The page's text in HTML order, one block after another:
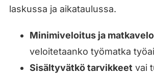
laskussa ja aikataulussa.
Minimiveloitus ja
veloitetaanko työmatka
Sisältyvätkö tarvikkeet vai